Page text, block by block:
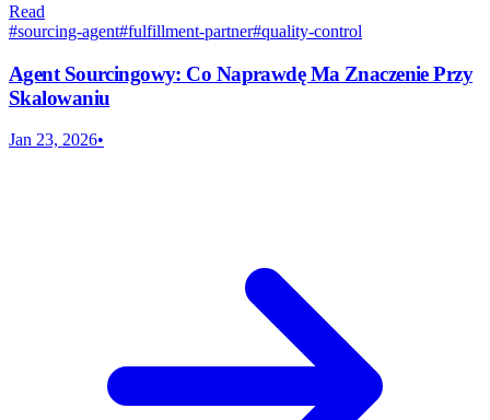
Read
#sourcing-agent#fulfillment-partner#quality-control
Agent Sourcingowy: Co Naprawdę Ma Znaczenie Przy
Skalowaniu
Jan 23, 2026•